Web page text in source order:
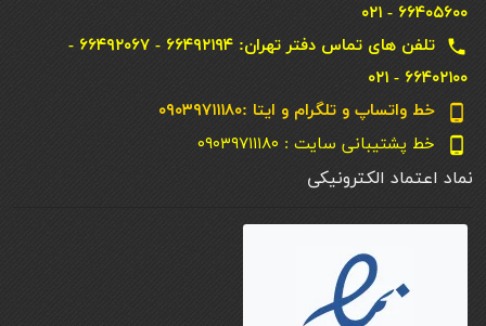
۶۶۴۰۵۶۰۰ - ۰۲۱
local_phone
تلفن های تماس دفتر تهران: ۶۶۴۹۲۱۹۴ - ۶۶۴۹۲۰۶۷ -
۶۶۴۰۲۱۰۰ - ۰۲۱
phone_android خط واتساپ و تلگرام و ایتا :۰۹۰۳۹۷۱۱۱۸۰
phone_android خط پشتیبانی سایت : ۰۹۰۳۹۷۱۱۱۸۰
نماد اعتماد الکترونیکی